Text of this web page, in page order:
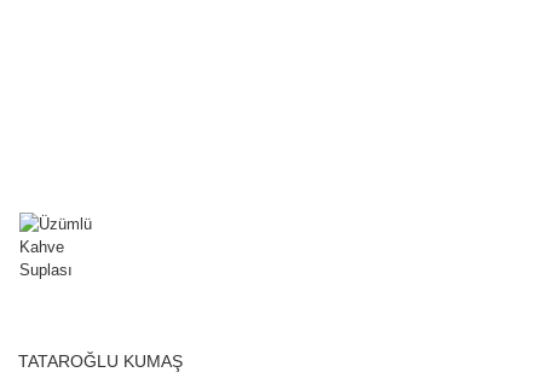
TATAROĞLU KUMAŞ